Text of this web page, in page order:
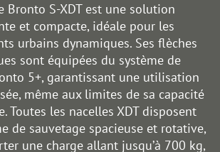
Bronto S-XDT est une solution
et compacte, idéale pour les
urbains dynamiques. Ses flèches
sont équipées du système de
5+, garantissant une utilisation
même aux limites de sa capacité
Toutes les nacelles XDT disposent
de sauvetage spacieuse et rotative,
une charge allant jusqu’à 700 kg,